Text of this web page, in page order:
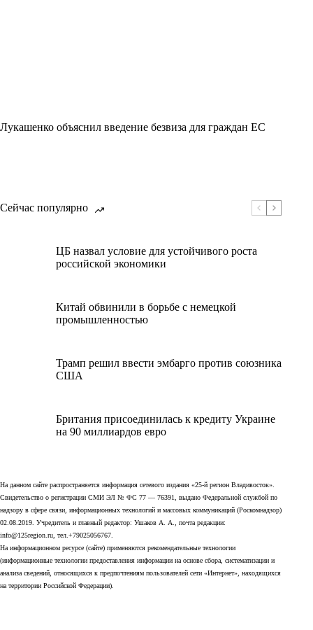
Лукашенко объяснил введение безвиза для граждан ЕС
Сейчас популярно
ЦБ назвал условие для устойчивого роста
российской экономики
Китай обвинили в борьбе с немецкой
промышленностью
Трамп решил ввести эмбарго против союзника
США
Британия присоединилась к кредиту Украине
на 90 миллиардов евро
На данном сайте распространяется информация сетевого издания «25-й регион Владивосток».
Свидетельство о регистрации СМИ ЭЛ № ФС 77 — 76391, выдано Федеральной службой по
надзору в сфере связи, информационных технологий и массовых коммуникаций (Роскомнадзор)
02.08.2019. Учредитель и главный редактор: Ушаков А. А., почта редакции:
info@125region.ru, тел.+79025056767.
На информационном ресурсе (сайте) применяются рекомендательные технологии
(информационные технологии предоставления информации на основе сбора, систематизации и
анализа сведений, относящихся к предпочтениям пользователей сети «Интернет», находящихся
на территории Российской Федерации).